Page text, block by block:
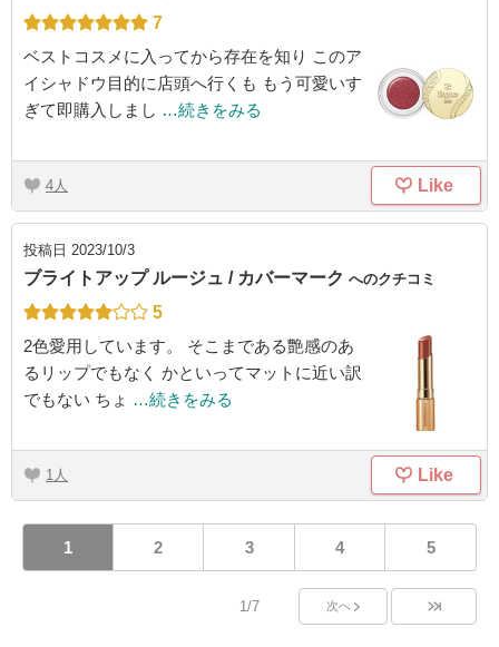
7
ベストコスメに入ってから存在を知り このア
イシャドウ目的に店頭へ行くも もう可愛いす
ぎて即購入しまし …続きをみる
4 Like
投稿日 2023/10/3
ブライトアップ ルージュ / カバーマーク へのクチコミ
5
2色愛用しています。 そこまである艶感のあ
るリップでもなく かといってマットに近い訳
でもない ちょ …続きをみる
1 Like
1 2 3 4 5
1/7 次へ